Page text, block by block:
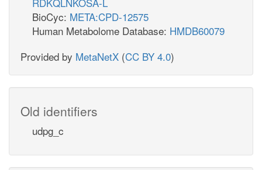
BioCyc: META:CPD-12575
Human Metabolome Database: HMDB60079
Provided by MetaNetX (CC BY 4.0)
Old identifiers
udpg_c